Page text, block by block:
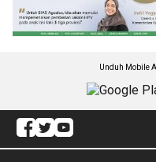
Unduh Mobile